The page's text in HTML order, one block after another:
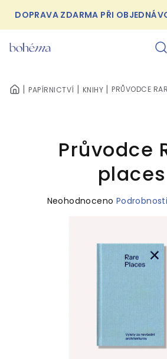
obsah
DOPRAVA ZDARMA PŘI
DOMŮPAPÍRNICTVÍ KNIHY PRŮVODCE
Průvodce
places
Průměrné
Neohodnoceno